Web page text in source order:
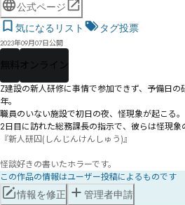
公式ページ
気になるリスト
タグ投票
2023年09月07日公開
無料 オンライン
Z建設の新人研修に事情で参加できず、予備日
年。
職員のいない施設で初日の夜、怪現象が起こる。
2日目に訪れた総務課長の指示で、彼らは怪現象
『新人研囚(しんじんけんしゅう)』
怪談好きの書いたホラーです。
この作品の情報はユーザー投稿によるものです
情報を修正 管理者申請